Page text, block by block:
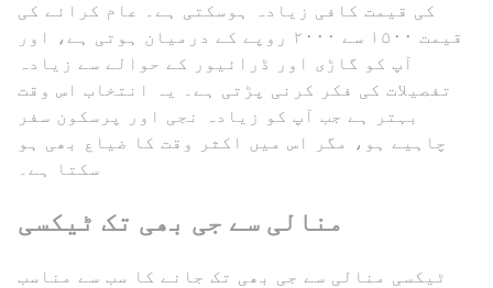
کی قیمت کافی زیادہ ہوسکتی ہے۔ عام کرائے کی
قیمت ۱۵۰۰ سے ۲۰۰۰ روپے کے درمیان ہوتی ہے، اور
آپ کو گاڑی اور ڈرائیور کے حوالے سے زیادہ
تفصیلات کی فکر کرنی پڑتی ہے۔ یہ انتخاب اس وقت
بہتر ہے جب آپ کو زیادہ نجی اور پرسکون سفر
چاہیے ہو، مگر اس میں اکثر وقت کا ضیاع بھی ہو
سکتا ہے۔
منالی سے جی بھی تک ٹیکسی
ٹیکسی منالی سے جی بھی تک جانے کا سب سے مناسب